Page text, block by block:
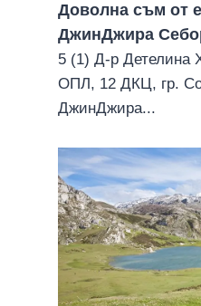
Доволна съм от
ДжинДжира
5 (1) Д-р Детелина
ОПЛ, 12 ДКЦ, гр.
ДжинДжира...